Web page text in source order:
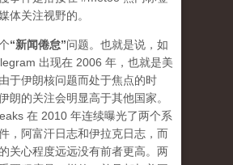
体关注视野的。
“新闻倦怠”问题。也就是说，如
出现在 2006 年，也就是美
于伊朗核问题而处于焦点的时
朗的关注会明显高于其他国家。
在 2010 年连续曝光了两个系
，阿富汗日志和伊拉克日志，而
关心程度远远没有前者更高。两